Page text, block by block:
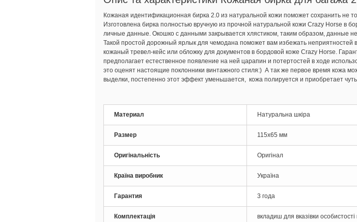
Кожаная идентификационная бирка 2.0 из натуральной кожи поможет сохранить не
Изготовлена бирка полностью вручную из прочной натуральной кожи Crazy Horse в
личные данные. Окошко с данными закрывается хлястиком, таким образом, данные
Такой простой дорожный ярлык для чемодана поможет вам избежать неприятностей
кожаный тревел-кейс или обложку для документов в бордовой коже Crazy Horse.
предполагает естественное появление на ней царапин и потертостей в ходе
это оценят настоящие поклонники винтажного стиля:) А так же первое время кожа
выделки, постепенно этот эффект уменьшается, кожа полируется и приобретает
Материал Натуральна шкіра
Размер 115х65 мм
Оригінальність Оригінал
Країна виробник Україна
Гарантия 3 года
Комплектація вкладиш для вказівки